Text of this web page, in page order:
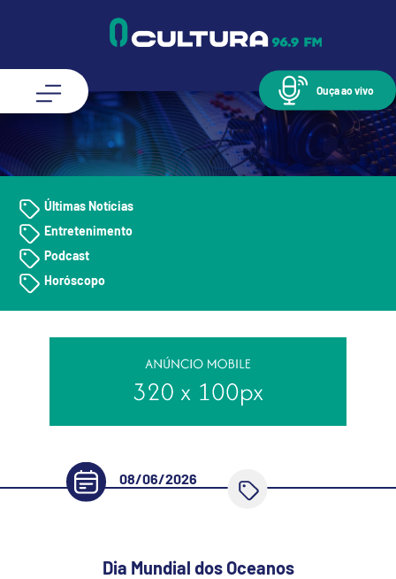
Ouça ao vivo
Últimas Notícias
Entretenimento
Podcast
Horóscopo
08/06/2026
Dia Mundial dos Oceanos